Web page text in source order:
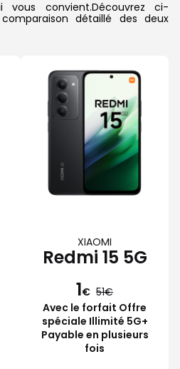
convient.Découvrez ci-
détaillé des deux
XIAOMI
Redmi 15 5G
1€ 51
Avec le forfait Offre
spéciale Illimité 5G+
Payable en plusieurs
fois